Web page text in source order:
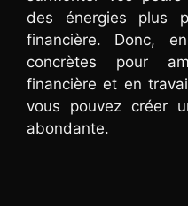
des énergies plus
financière. Donc,
concrètes pour
financière et en
vous pouvez créer
abondante.